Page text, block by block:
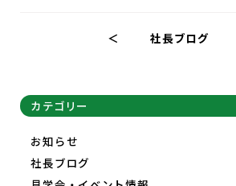
＜ 社長ブログ
カテゴリー
お知らせ
社長ブログ